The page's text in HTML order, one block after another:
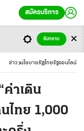
สมัครบริการ
ข่าว นโยบายรัฐ ไทยรัฐออนไลน์
ค่าเดิน
ไทย 1,000
รับทราบ